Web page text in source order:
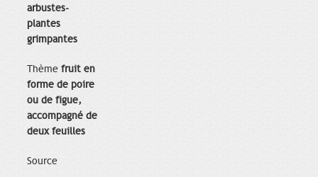
arbustes-
plantes
grimpantes
Thème fruit en
forme de poire
ou de figue,
accompagné de
deux feuilles
Source